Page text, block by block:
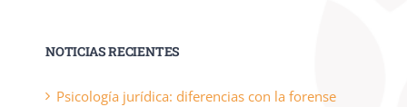
NOTICIAS RECIENTES
Psicología jurídica: diferencias con la forense